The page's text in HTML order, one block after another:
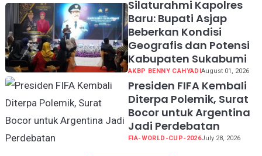
Silaturahmi Kapolres
Baru: Bupati Asjap
Beberkan Kondisi
Geografis dan Potensi
Kabupaten Sukabumi
AKBP BENNY CAHYADIAugust 01, 2026
Presiden FIFA Kembali
Diterpa Polemik, Surat
Bocor untuk Argentina
Jadi Perdebatan
FIA-WORLD-CUP-2026July 28, 2026